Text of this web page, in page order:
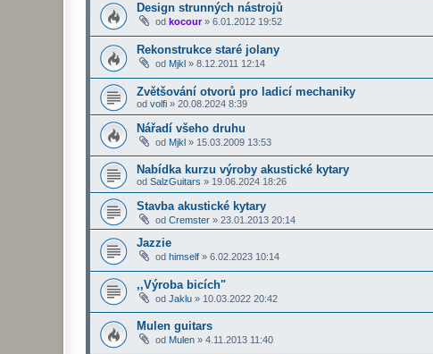
Design strunných nástrojů
od kocour» 6.01.2012 19:52
Rekonstrukce staré jolany
od Mjkl » 8.12.2011 12:14
Zvětšování otvorů pro ladicí mechaniky
od volfi » 20.08.2024 8:39
Nářadí všeho druhu
od Mjkl » 15.03.2009 13:53
Nabídka kurzu výroby akustické kytary
od SalzGuitars » 19.06.2024 18:26
Stavba akustické kytary
od Cremster » 23.01.2013 20:14
Jazzie
od himself » 6.02.2023 10:14
,,Výroba bicích"
od Jaklu » 10.03.2022 20:42
Mulen guitars
od Mulen » 4.11.2013 11:40